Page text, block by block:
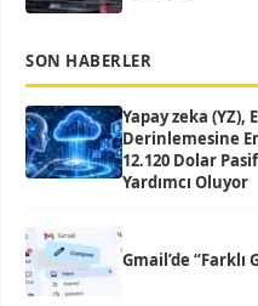
SON HABERLER
Yapay zeka
Derinlemesine
12.120 Dolar
Yardımcı Oluyor
Gmail’de